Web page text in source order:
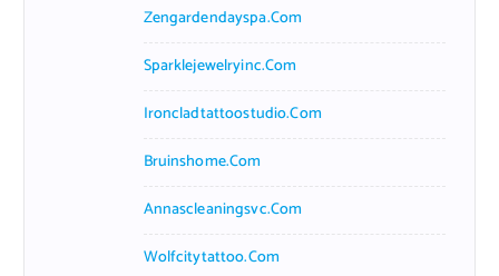
Zengardendayspa.com
Sparklejewelryinc.com
Ironcladtattoostudio.com
Bruinshome.com
Annascleaningsvc.com
Wolfcitytattoo.com